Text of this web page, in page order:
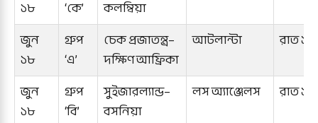
১৮
‘কে’
কলম্বিয়া
জুন
১৮
গ্রুপ
‘এ’
চেক প্রজাতন্ত্র–
দক্ষিণ আফ্রিকা
আটলান্টা রাত
জুন
১৮
গ্রুপ
‘বি’
সুইজারল্যান্ড–
বসনিয়া
লস অ্যাঞ্জেলস রাত ১টা